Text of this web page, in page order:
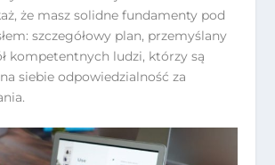
że masz solidne fundamenty pod
szczegółowy plan, przemyślany
kompetentnych ludzi, którzy są
siebie odpowiedzialność za